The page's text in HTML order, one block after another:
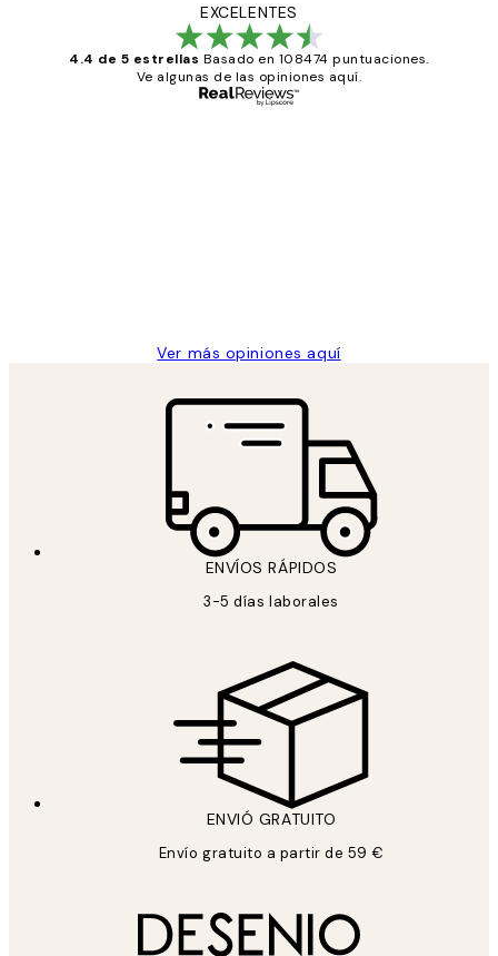
EXCELENTES
4.4 de 5 estrellas Basado en 108474 puntuaciones.
Ve algunas de las opiniones aquí.
Ver más opiniones aquí
ENVÍOS RÁPIDOS
3-5 días laborales
ENVIÓ GRATUITO
Envío gratuito a partir de 59 €